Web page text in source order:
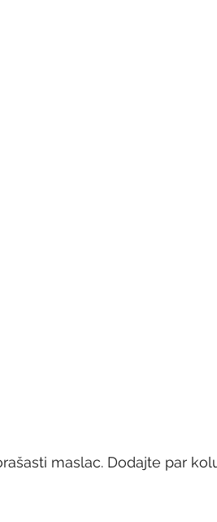
maslac. Dodajte par